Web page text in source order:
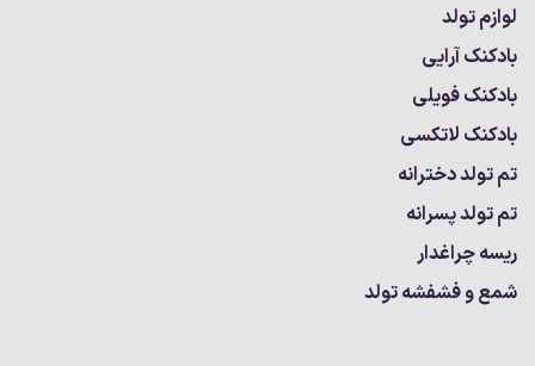
لوازم تولد
بادکنک آرایی
بادکنک فویلی
بادکنک لاتکسی
تم تولد دخترانه
تم تولد پسرانه
ریسه چراغدار
شمع و فشفشه تولد